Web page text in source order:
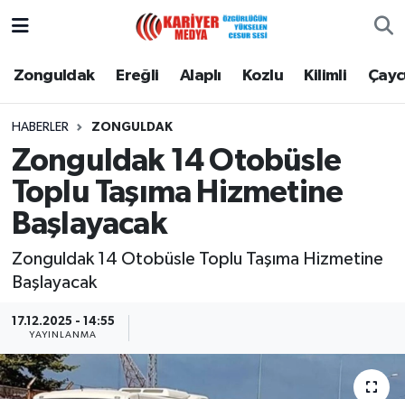
Zonguldak Ereğli Alaplı Kozlu Kilimli
HABERLER ZONGULDAK
Zonguldak 14 Otobüsle
Toplu Taşıma Hizmetine
Başlayacak
Zonguldak 14 Otobüsle Toplu Taşıma Hizmetine
Başlayacak
17.12.2025 - 14:55
YAYINLANMA
Zonguldak
Alaplı
Kozlu
Kilimli
Devrek
Zonguldak Nöbetçi Eczaneler
Zonguldak Namaz Vakitleri
Zonguldak Trafik Yoğunluk Haritası
Puan Durumu ve Fikstür
Son Dakika Haberleri
Haber Arşivi